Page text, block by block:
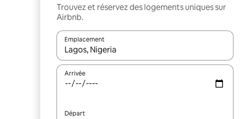
Trouvez et réservez des logements uniques sur
Airbnb.
Emplacement
Quand les résultats sont affichés, parcourez-les en
Arrivée
Départ